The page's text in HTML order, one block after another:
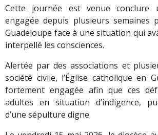
Cette journée est venue conclure
engagée depuis plusieurs semaines
Guadeloupe face à une situation qui
interpellé les consciences.
Alertée par des associations et
société civile, l’Église catholique en
fortement engagée afin que ces
adultes en situation d’indigence,
d’une sépulture digne.